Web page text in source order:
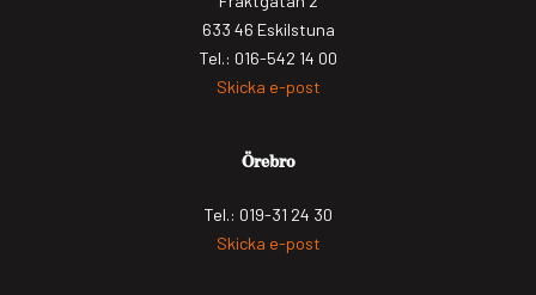
633 46 Eskilstuna
Tel.: 016-542 14 00
Skicka e-post
Örebro
Tel.: 019-31 24 30
Skicka e-post